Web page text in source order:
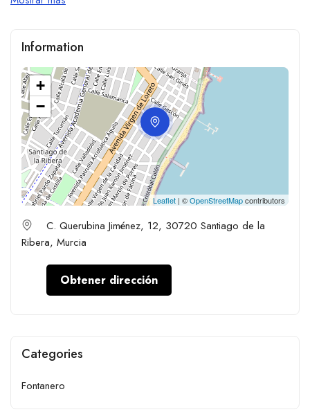
Information
+
−
Leaflet | ©OpenStreetMapcontributors
C. Querubina Jiménez, 12, 30720 Santiago de la
Ribera, Murcia
Obtener dirección
Categories
Fontanero